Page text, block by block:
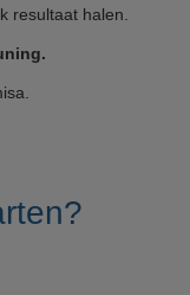
resultaat halen.